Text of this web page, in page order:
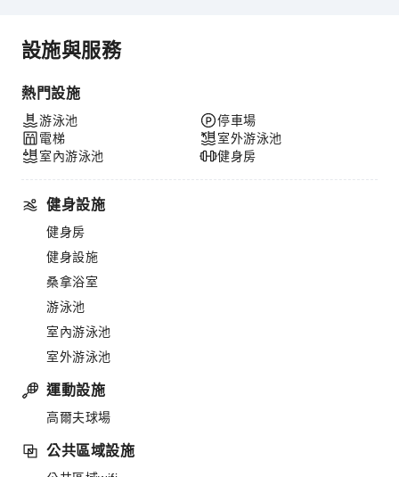
設施與服務
熱門設施
游泳池
電梯
室內游泳池
停車場
室外游泳池
健身房
健身設施
健身房
健身設施
桑拿浴室
游泳池
室內游泳池
室外游泳池
運動設施
高爾夫球場
公共區域設施